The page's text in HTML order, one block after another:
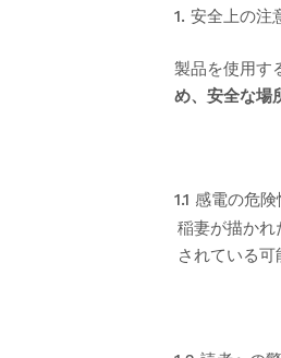
1. 安全上の注
製品を使用す
め、安全な場
1.1 感電の危険
稲妻が描かれ
されている